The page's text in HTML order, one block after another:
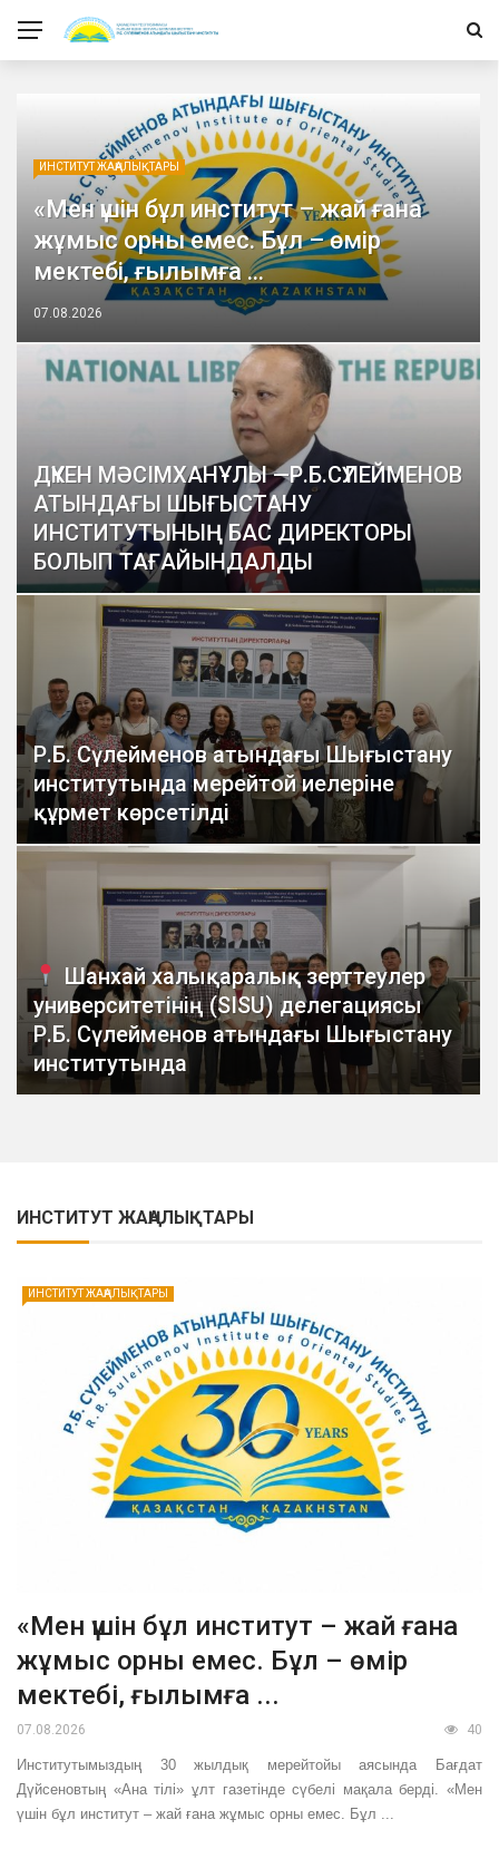
ИНСТИТУТ ЖАҢАЛЫҚТАРЫ
«Мен үшін бұл институт – жай ғана
жұмыс орны емес. Бұл – өмір
мектебі, ғылымға ...
07.08.2026
ДҮКЕН МӘСІМХАНҰЛЫ —Р.Б.СҮЛЕЙМЕНОВ
АТЫНДАҒЫ ШЫҒЫСТАНУ
ИНСТИТУТЫНЫҢ БАС ДИРЕКТОРЫ
БОЛЫП ТАҒАЙЫНДАЛДЫ
Р.Б. Сүлейменов атындағы Шығыстану
институтында мерейтой иелеріне
құрмет көрсетілді
Шанхай халықаралық зерттеулер
университетінің (SISU) делегациясы
Р.Б. Сүлейменов атындағы Шығыстану
институтында
ИНСТИТУТ ЖАҢАЛЫҚТАРЫ
ИНСТИТУТ ЖАҢАЛЫҚТАРЫ
«Мен үшін бұл институт – жай ғана
жұмыс орны емес. Бұл – өмір
мектебі, ғылымға ...
07.08.2026 40
Институтымыздың 30 жылдық мерейтойы аясында Бағдат
Дүйсеновтың «Ана тілі» ұлт газетінде сүбелі мақала берді. «Мен
үшін бұл институт – жай ғана жұмыс орны емес. Бұл ...